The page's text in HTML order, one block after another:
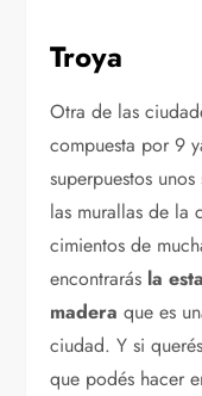
Troya
Otra de las
compuesta por 9
superpuestos
las murallas de la
cimientos de
encontrarás la
madera que es
ciudad. Y si
que podés hacer